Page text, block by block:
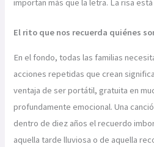
importan más que la letra. La risa
El rito que nos recuerda quiénes
En el fondo, todas las familias
acciones repetidas que crean
ventaja de ser portátil, gratuita en
profundamente emocional. Una
dentro de diez años el recuerdo
aquella tarde lluviosa o de aquella